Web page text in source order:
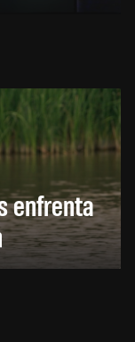
enfrenta